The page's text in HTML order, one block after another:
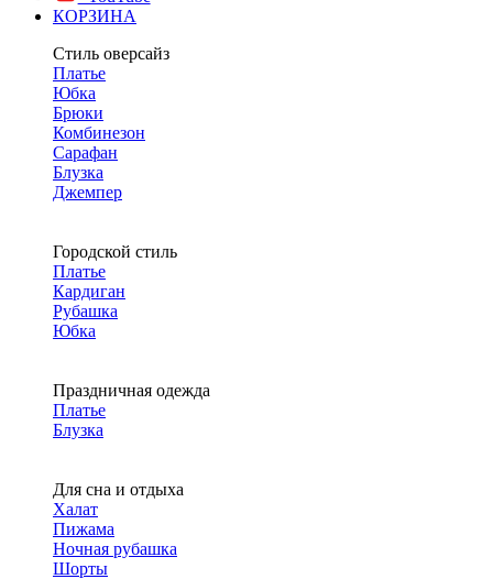
КОРЗИНА
Стиль оверсайз
Платье
Юбка
Брюки
Комбинезон
Сарафан
Блузка
Джемпер
Городской стиль
Платье
Кардиган
Рубашка
Юбка
Праздничная одежда
Платье
Блузка
Для сна и отдыха
Халат
Пижама
Ночная рубашка
Шорты